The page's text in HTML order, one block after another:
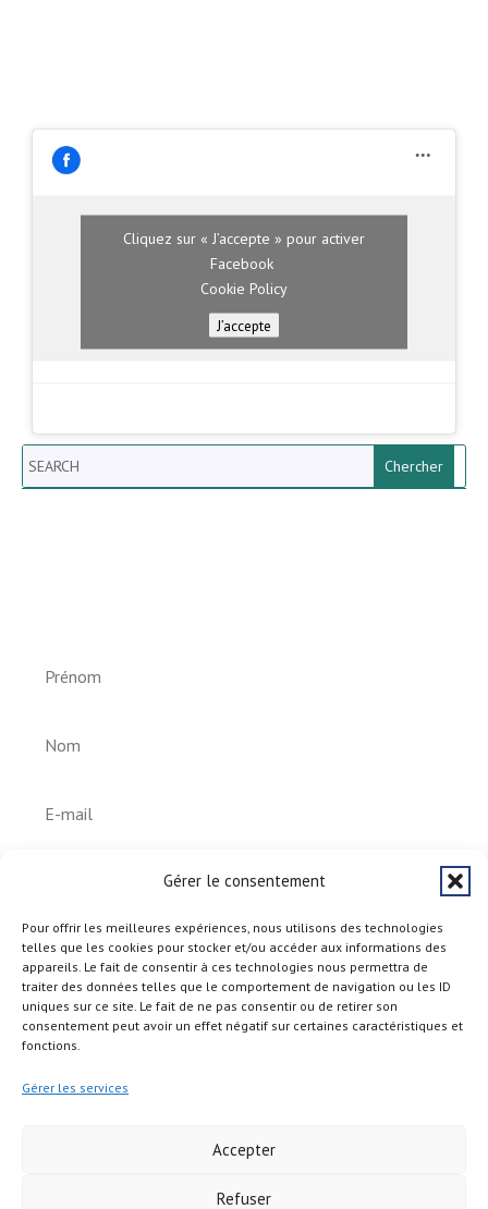
Gérer le consentement
Pour offrir les meilleures expériences, nous utilisons des technologies
telles que les cookies pour stocker et/ou accéder aux informations des
appareils. Le fait de consentir à ces technologies nous permettra de
traiter des données telles que le comportement de navigation ou les ID
uniques sur ce site. Le fait de ne pas consentir ou de retirer son
consentement peut avoir un effet négatif sur certaines caractéristiques et
fonctions.
Gérer les services
Accepter
Refuser
Cliquez sur « J’accepte » pour activer
Facebook
Cookie Policy
J’accepte
Search
S'abonner